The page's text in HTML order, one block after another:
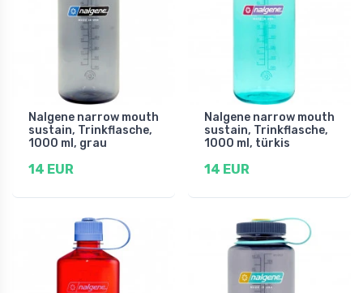
Nalgene narrow mouth
sustain, Trinkflasche,
1000 ml, grau
14 EUR
Nalgene narrow mouth
sustain, Trinkflasche,
1000 ml, türkis
14 EUR